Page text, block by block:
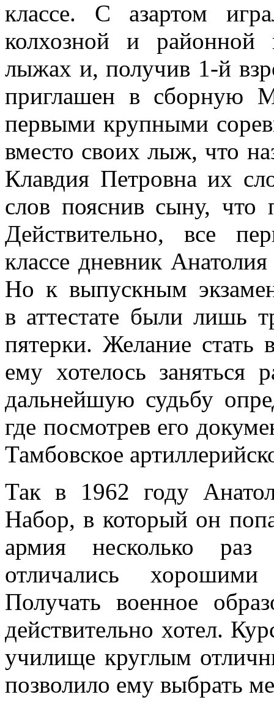
классе. С азартом
колхозной и районной
лыжах и, получив 1-й
приглашен в сборную
первыми крупными
вместо своих лыж, что
Клавдия Петровна их
слов пояснив сыну, что
Действительно, все
классе дневник
Но к выпускным
в аттестате были лишь
пятерки. Желание
ему хотелось заняться
дальнейшую судьбу
где посмотрев его
Тамбовское
Так в 1962 году
Набор, в который он
армия несколько
отличались
Получать военное
действительно хотел.
училище круглым
позволило ему выбрать